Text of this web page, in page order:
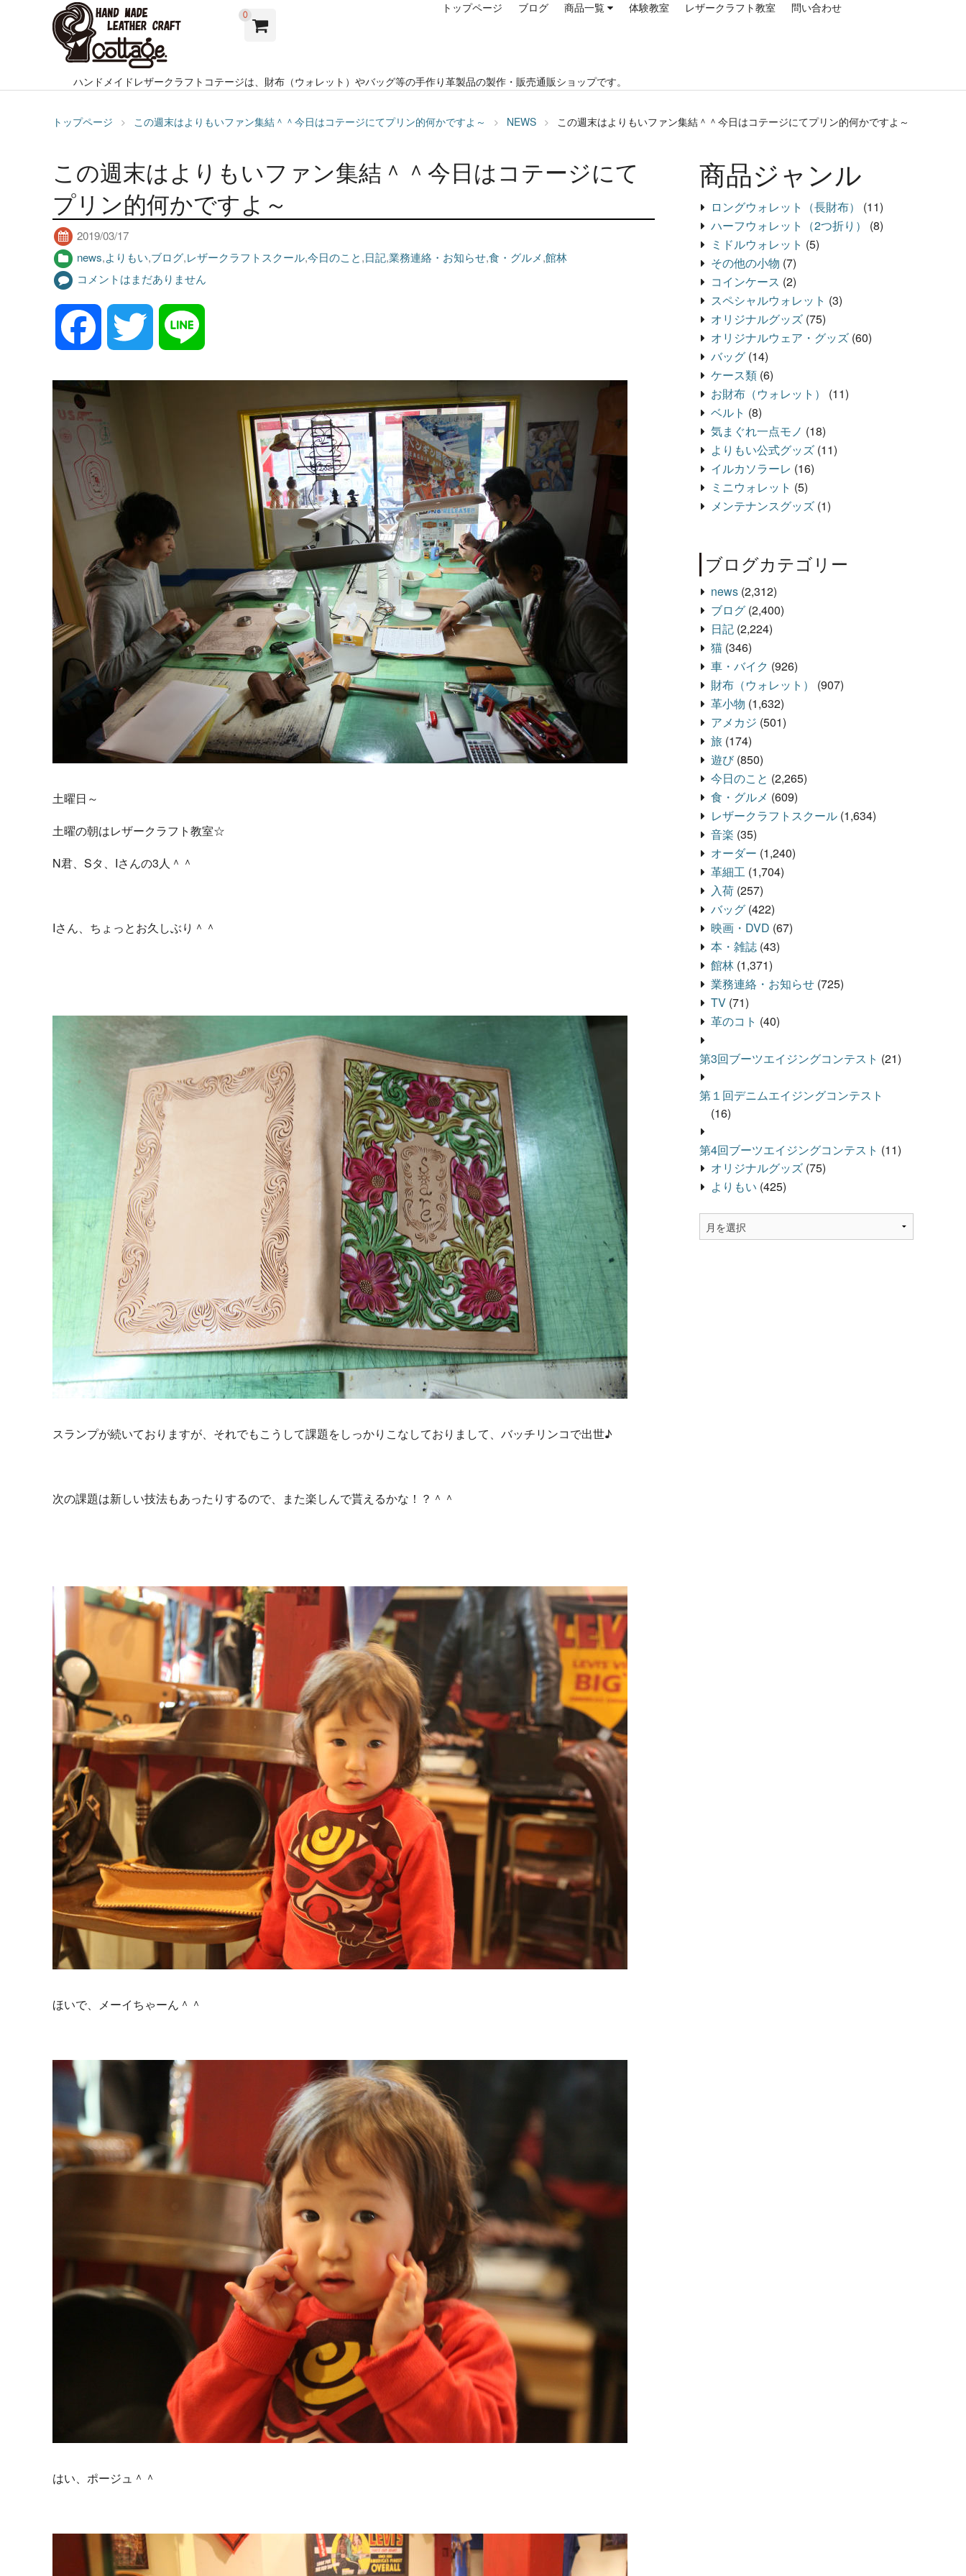
0
トップページ ブログ 商品一覧 体験教室 レザークラフト教室 問い合わせ
ハンドメイドレザークラフトコテージは、財布（ウォレット）やバッグ等の手作り革製品の製作・販売通販ショップです。
トップページ この週末はよりもいファン集結＾＾今日はコテージにてプリン的何かですよ～ NEWS この週末はよりもいファン集結＾＾今日はコテージにてプリン的何かですよ～
この週末はよりもいファン集結＾＾今日はコテージにて
プリン的何かですよ～
2019/03/17
news,よりもい,ブログ,レザークラフトスクール,今日のこと,日記,業務連絡・お知らせ,食・グルメ,館林
コメントはまだありません
e
b
o
r
土曜日～
土曜の朝はレザークラフト教室☆
N君、Sタ、Iさんの3人＾＾
Iさん、ちょっとお久しぶり＾＾
スランプが続いておりますが、それでもこうして課題をしっかりこなしておりまして、バッチリンコで出世♪
次の課題は新しい技法もあったりするので、また楽しんで貰えるかな！？＾＾
ほいで、メーイちゃーん＾＾
はい、ポージュ＾＾
商品ジャンル
ロングウォレット（長財布）
(11)
ハーフウォレット（2つ折り）
(8)
ミドルウォレット (5)
その他の小物 (7)
コインケース (2)
スペシャルウォレット (3)
オリジナルグッズ (75)
オリジナルウェア・グッズ (60)
バッグ (14)
ケース類 (6)
お財布（ウォレット）
(11)
ベルト (8)
気まぐれ一点モノ (18)
よりもい公式グッズ (11)
イルカソラーレ (16)
ミニウォレット (5)
メンテナンスグッズ (1)
ブログカテゴリー
news (2,312)
ブログ (2,400)
日記 (2,224)
猫 (346)
車・バイク (926)
財布（ウォレット）
(907)
革小物 (1,632)
アメカジ (501)
旅 (174)
遊び(850)
今日のこと (2,265)
食・グルメ (609)
レザークラフトスクール (1,634)
音楽 (35)
オーダー (1,240)
革細工 (1,704)
入荷 (257)
バッグ (422)
映画・DVD (67)
本・雑誌 (43)
館林 (1,371)
業務連絡・お知らせ (725)
TV (71)
革のコト (40)
第3回ブーツエイジングコンテスト (21)
第１回デニムエイジングコンテスト
(16)
第4回ブーツエイジングコンテスト (11)
オリジナルグッズ (75)
よりもい (425)